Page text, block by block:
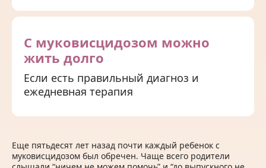
С муковисцидозом можно
жить долго
Если есть правильный диагноз и
ежедневная терапия
Еще пятьдесят лет назад почти каждый ребенок с
муковисцидозом был обречен. Чаще всего родители